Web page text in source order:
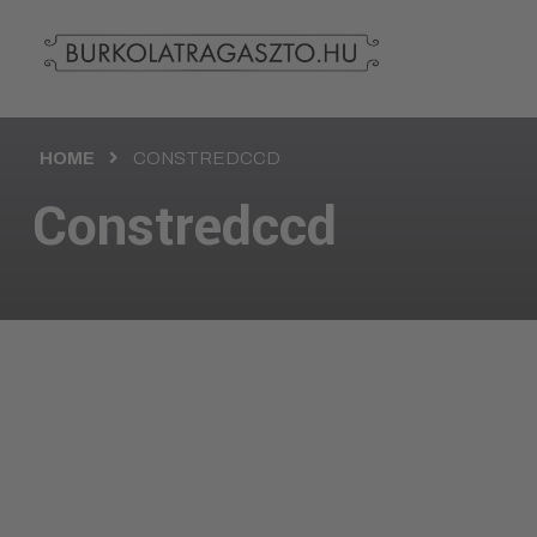
HOME CONSTREDCCD
Constredccd